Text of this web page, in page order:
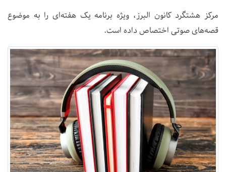
مرکز هشتگرد کانون البرز، ویژه برنامه یک هفته‌ای را به موضوع
قصه‌های صوتی اختصاص داده است.